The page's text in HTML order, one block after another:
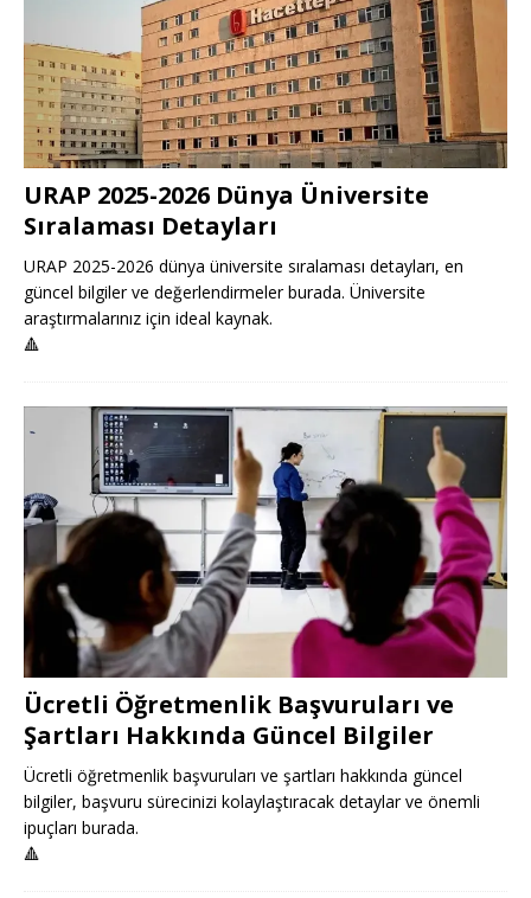
URAP 2025-2026 Dünya Üniversite
Sıralaması Detayları
URAP 2025-2026 dünya üniversite sıralaması detayları, en
güncel bilgiler ve değerlendirmeler burada. Üniversite
araştırmalarınız için ideal kaynak.
🔺
Ücretli Öğretmenlik Başvuruları ve
Şartları Hakkında Güncel Bilgiler
Ücretli öğretmenlik başvuruları ve şartları hakkında güncel
bilgiler, başvuru sürecinizi kolaylaştıracak detaylar ve önemli
ipuçları burada.
🔺